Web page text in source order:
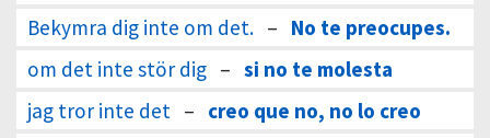
Bekymra dig inte om det. – No te preocupes.
om det inte stör dig – si no te molesta
jag tror inte det – creo que no, no lo creo